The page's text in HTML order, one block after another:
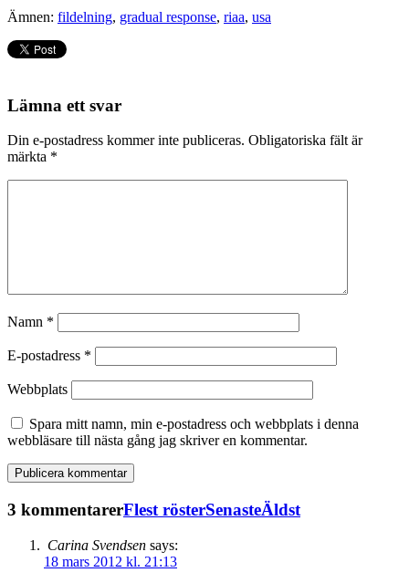
Ämnen: fildelning, gradual response, riaa, usa
Lämna ett svar
Din e-postadress kommer inte publiceras. Obligatoriska fält är
märkta *
Namn *
E-postadress *
Webbplats
Spara mitt namn, min e-postadress och webbplats i denna
webbläsare till nästa gång jag skriver en kommentar.
3 kommentarerFlest rösterSenasteÄldst
Carina Svendsen says:
18 mars 2012 kl. 21:13